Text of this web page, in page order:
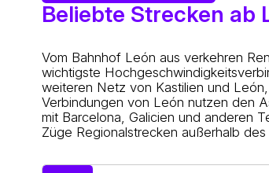
Beliebte Strecken ab
Vom Bahnhof León aus verkehren
wichtigste
weiteren Netz von Kastilien und
Verbindungen von León nutzen den
mit Barcelona, Galicien und anderen
Züge Regionalstrecken außerhalb